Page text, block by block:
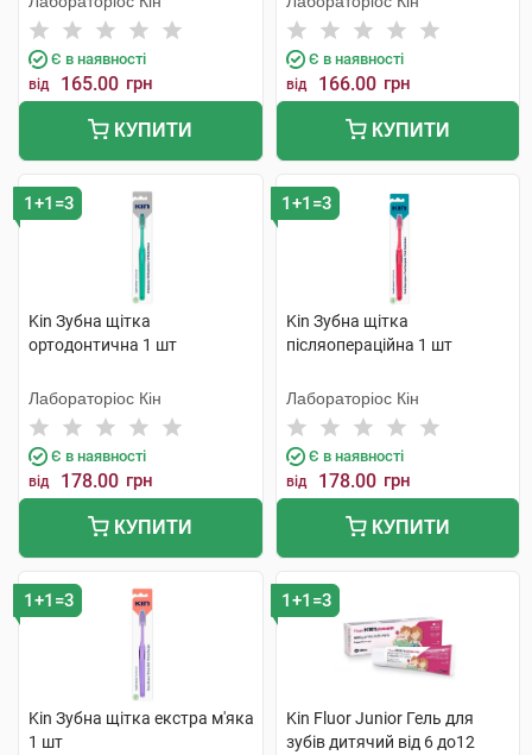
Є в наявності
від 165.00 грн
КУПИТИ
Є в наявності
від 166.00 грн
КУПИТИ
1+1=3
Kin Зубна щітка
ортодонтична 1 шт
Лабораторіос Кін
Є в наявності
від 178.00 грн
КУПИТИ
1+1=3
Kin Зубна щітка
післяопераційна 1 шт
Лабораторіос Кін
Є в наявності
від 178.00 грн
КУПИТИ
1+1=3
Kin Зубна щітка екстра м'яка
1 шт
1+1=3
Kin Fluor Junior Гель для
зубів дитячий від 6 до12